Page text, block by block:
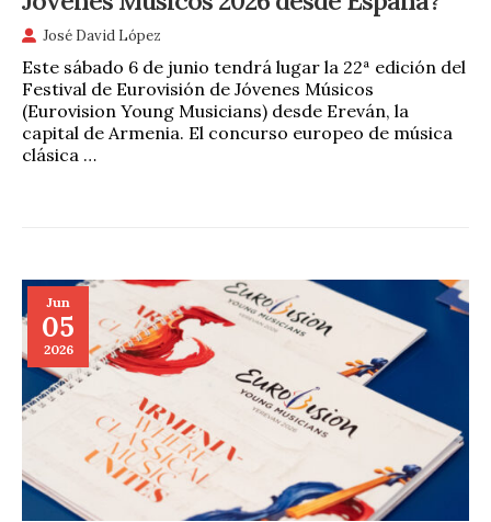
José David López
Este sábado 6 de junio tendrá lugar la 22ª edición del
Festival de Eurovisión de Jóvenes Músicos
(Eurovision Young Musicians) desde Ereván, la
capital de Armenia. El concurso europeo de música
clásica …
Jun
05
2026